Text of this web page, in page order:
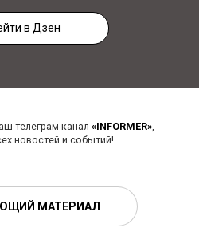
в Дзен
телеграм-канал «INFORMER»,
новостей и событий!
МАТЕРИАЛ